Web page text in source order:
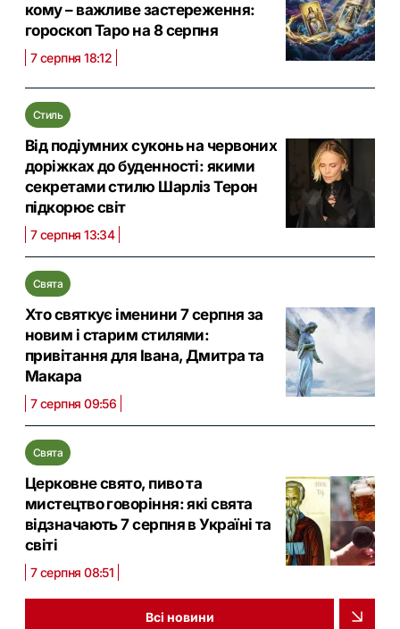
кому – важливе застереження:
гороскоп Таро на 8 серпня
7 серпня 18:12
Стиль
Від подіумних суконь на червоних
доріжках до буденності: якими
секретами стилю Шарліз Терон
підкорює світ
7 серпня 13:34
Свята
Хто святкує іменини 7 серпня за
новим і старим стилями:
привітання для Івана, Дмитра та
Макара
7 серпня 09:56
Свята
Церковне свято, пиво та
мистецтво говоріння: які свята
відзначають 7 серпня в Україні та
світі
7 серпня 08:51
Всі новини